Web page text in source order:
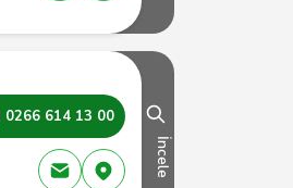
0266 614 13 00
İncele